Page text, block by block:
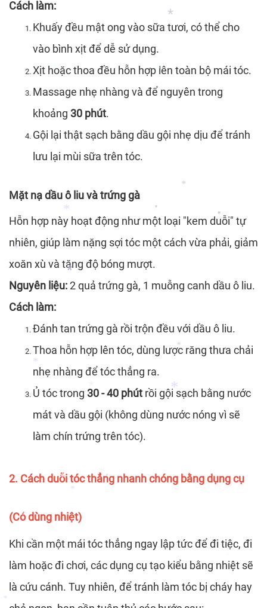
*
*
*
*
*
*
*
*
*
*
*
*
*
*
*
*
Cách làm:
Khuấy đều mật ong vào sữa tươi, có thể cho
vào bình xịt để dễ sử dụng.
Xịt hoặc thoa đều hỗn hợp lên toàn bộ mái tóc.
Massage nhẹ nhàng và để nguyên trong
khoảng 30 phút.
Gội lại thật sạch bằng dầu gội nhẹ dịu để tránh
lưu lại mùi sữa trên tóc.
Mặt nạ dầu ô liu và trứng gà
Hỗn hợp này hoạt động như một loại "kem duỗi" tự
nhiên, giúp làm nặng sợi tóc một cách vừa phải, giảm
xoăn xù và tăng độ bóng mượt.
Nguyên liệu:2 quả trứng gà, 1 muỗng canh dầu ô liu.
Cách làm:
Đánh tan trứng gà rồi trộn đều với dầu ô liu.
Thoa hỗn hợp lên tóc, dùng lược răng thưa chải
nhẹ nhàng để tóc thẳng ra.
Ủ tóc trong 30 - 40 phút rồi gội sạch bằng nước
mát và dầu gội (không dùng nước nóng vì sẽ
làm chín trứng trên tóc).
2. Cách duỗi tóc thẳng nhanh chóng bằng dụng cụ
(Có dùng nhiệt)
Khi cần một mái tóc thẳng ngay lập tức để đi tiệc, đi
làm hoặc đi chơi, các dụng cụ tạo kiểu bằng nhiệt sẽ
là cứu cánh. Tuy nhiên, để tránh làm tóc bị cháy hay